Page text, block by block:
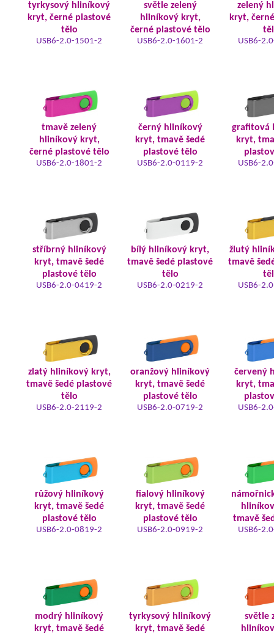
tyrkysový hliníkový
kryt, černé plastové
tělo
USB6-2.0-1501-2
světle zelený
hliníkový kryt,
černé plastové tělo
USB6-2.0-1601-2
zelený
kryt,
USB6-
tmavě zelený
hliníkový kryt,
černé plastové tělo
USB6-2.0-1801-2
černý hliníkový
kryt, tmavě šedé
plastové tělo
USB6-2.0-0119-2
grafitová
kryt,
USB6-
stříbrný hliníkový
kryt, tmavě šedé
plastové tělo
USB6-2.0-0419-2
bílý hliníkový kryt,
tmavě šedé plastové
tělo
USB6-2.0-0219-2
žlutý
tmavě
USB6-
zlatý hliníkový kryt,
tmavě šedé plastové
tělo
USB6-2.0-2119-2
oranžový hliníkový
kryt, tmavě šedé
plastové tělo
USB6-2.0-0719-2
červený
kryt,
USB6-
růžový hliníkový
kryt, tmavě šedé
plastové tělo
USB6-2.0-0819-2
fialový hliníkový
kryt, tmavě šedé
plastové tělo
USB6-2.0-0919-2
tmavě
USB6-
modrý hliníkový
kryt, tmavě šedé
tyrkysový hliníkový
kryt, tmavě šedé
světle